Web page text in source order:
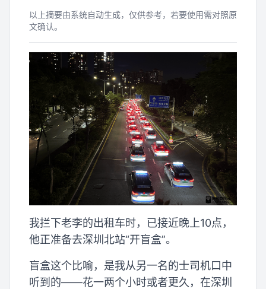
以上摘要由系统自动生成，仅供参考，若要使用需对照原
文确认。
我拦下老李的出租车时，已接近晚上10点，
他正准备去深圳北站“开盲盒”。
盲盒这个比喻，是我从另一名的士司机口中
听到的——花一两个小时或者更久，在深圳